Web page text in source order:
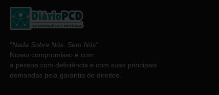
“Nada Sobre Nós. Sem Nós”
Nosso compromisso é com
a pessoa com deficiência e com suas principais
demandas pela garantia de direitos.